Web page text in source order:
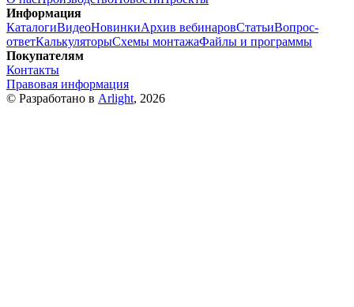
Информация
КаталогиВидеоНовинкиАрхив вебинаровСтатьиВопрос-
ответКалькуляторыСхемы монтажаФайлы и программы
Покупателям
Контакты
Правовая информация
© Разработано в Arlight, 2026